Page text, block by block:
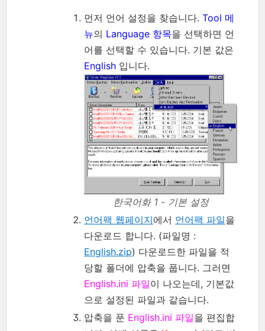
먼저 언어 설정을 찾습니다. Tool 메
뉴의 Language 항목을 선택하면 언
어를 선택할 수 있습니다. 기본 값은
English 입니다.
한국어화 1 - 기본 설정
언어팩 웹페이지에서 언어팩 파일을
다운로드 합니다. (파일명 :
English.zip) 다운로드한 파일을 적
당할 폴더에 압축을 풉니다. 그러면
English.ini 파일이 나오는데, 기본값
으로 설정된 파일과 같습니다.
압축을 푼 English.ini 파일을 편집합